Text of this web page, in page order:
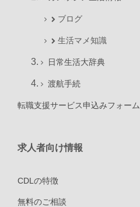
ブログ
生活マメ知識
日常生活大辞典
渡航手続
転職支援サービス申込みフォーム
求人者向け情報
CDLの特徴
無料のご相談